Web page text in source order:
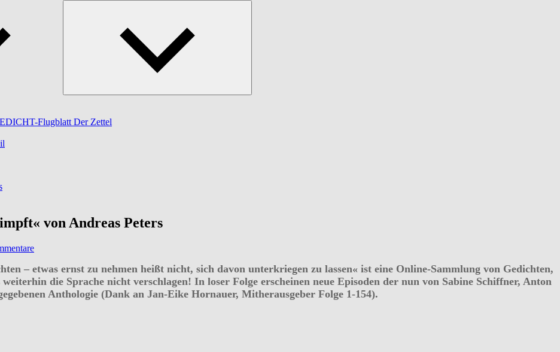
Flugblatt Der Zettel
von Andreas Peters
– etwas ernst zu nehmen heißt nicht, sich davon unterkriegen zu lassen« ist eine Online-Sammlung von Gedichten,
die Sprache nicht verschlagen! In loser Folge erscheinen neue Episoden der nun von Sabine Schiffner, Anton
Anthologie (Dank an Jan-Eike Hornauer, Mitherausgeber Folge 1-154).